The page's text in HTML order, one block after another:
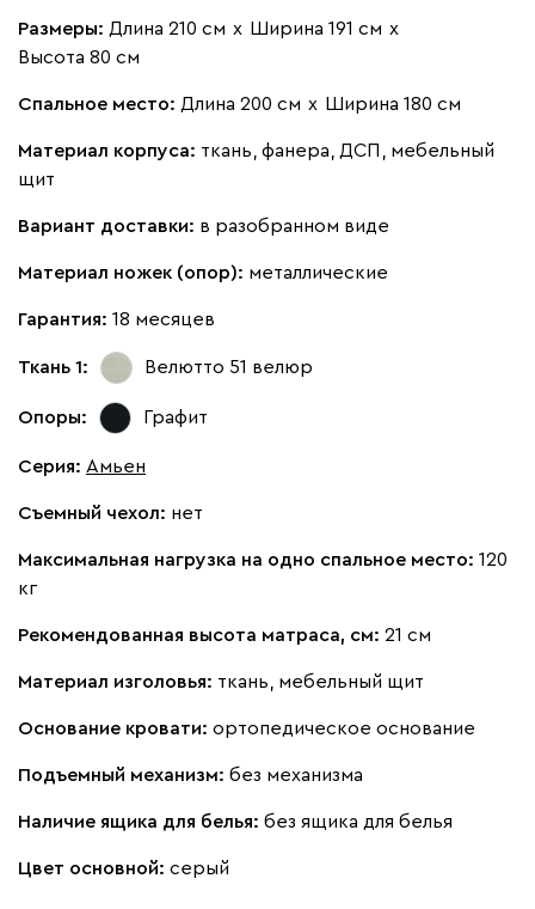
Бежевый Изумруд Марсала Молочный
Мола 1682
Жёлтый Песочный Розовый Светло-серый
Кларинс 1834
100 690 695 792
Размеры: Длина 210 см х Ширина 191 см х
Высота 80 см
Спальное место: Длина 200 см х Ширина 180 см
Материал корпуса: ткань, фанера, ДСП, мебельный
щит
Вариант доставки: в разобранном виде
Материал ножек (опор): металлические
Гарантия: 18 месяцев
Ткань 1: Велютто 51 велюр
Опоры: Графит
Серия: Амьен
Съемный чехол: нет
Максимальная нагрузка на одно спальное место: 120
кг
Рекомендованная высота матраса, см: 21 см
Материал изголовья: ткань, мебельный щит
Основание кровати: ортопедическое основание
Подъемный механизм: без механизма
Наличие ящика для белья: без ящика для белья
Цвет основной: серый